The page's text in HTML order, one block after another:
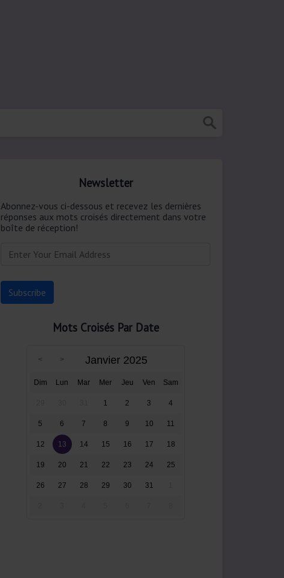
Newsletter
Abonnez-vous ci-dessous et recevez les dernières
réponses aux mots croisés directement dans votre
boîte de réception!
Mots Croisés Par Date
Janvier 2025
Dim Lun Mar Mer Jeu Ven Sam
1 2 3 4
5 6 7 8 9 10 11
12 13 14 15 16 17 18
19 20 21 22 23 24 25
26 27 28 29 30 31